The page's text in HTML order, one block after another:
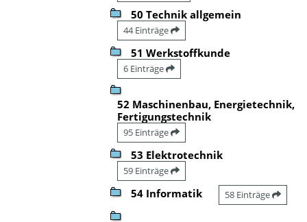
50 Technik allgemein
44 Einträge
51 Werkstoffkunde
6 Einträge
52 Maschinenbau, Energietechnik,
Fertigungstechnik
95 Einträge
53 Elektrotechnik
59 Einträge
54 Informatik 58 Einträge